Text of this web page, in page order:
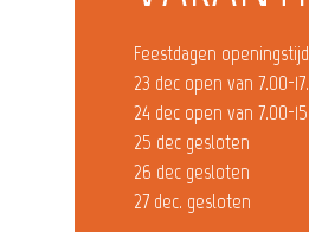
Feestdagen
23 dec open van 7.00-
24 dec open van 7.00-
25 dec gesloten
26 dec gesloten
27 dec. gesloten